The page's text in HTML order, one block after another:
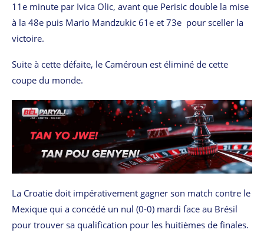
11e minute par Ivica Olic, avant que Perisic double la mise
à la 48e puis Mario Mandzukic 61e et 73e pour sceller la
victoire.
Suite à cette défaite, le Caméroun est éliminé de cette
coupe du monde.
La Croatie doit impérativement gagner son match contre le
Mexique qui a concédé un nul (0-0) mardi face au Brésil
pour trouver sa qualification pour les huitièmes de finales.